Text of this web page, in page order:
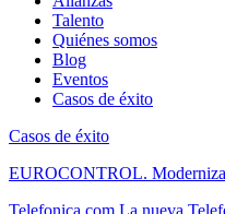
Talento
Quiénes somos
Blog
Eventos
Casos de éxito
Casos de éxito
EUROCONTROL.
Telefonica.com La nueva